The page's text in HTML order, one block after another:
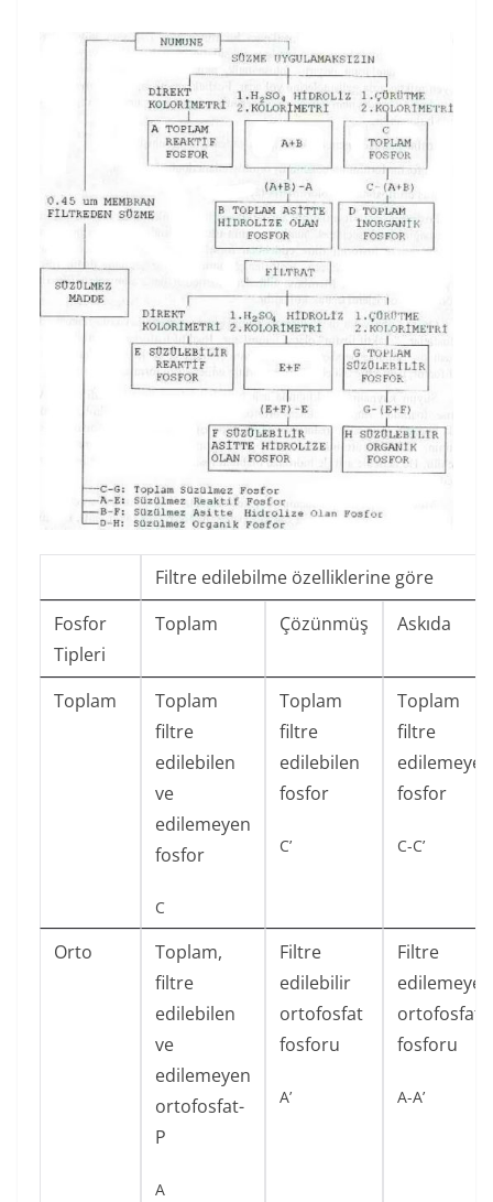
Filtre edilebilme özelliklerine göre
Fosfor
Tipleri
Toplam Çözünmüş Askıda
Toplam
Toplam
filtre
edilebilen
ve
edilemeyen
fosfor
C
Toplam
filtre
edilebilen
fosfor
C’
Toplam
filtre
edilemeyen
fosfor
C-C’
Orto
Toplam,
filtre
edilebilen
ve
edilemeyen
ortofosfat-
P
A
Filtre
edilebilir
ortofosfat
fosforu
A’
Filtre
edilemeyen
ortofosfat
fosforu
A-A’